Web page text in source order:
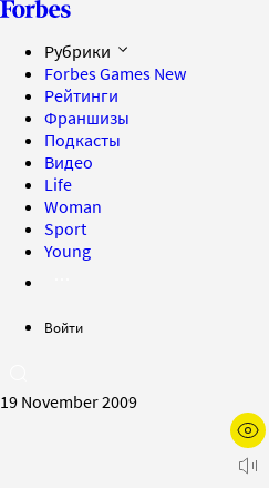
Рубрики
Forbes Games New
Рейтинги
Франшизы
Подкасты
Видео
Life
Woman
Sport
Young
Войти
19 November 2009